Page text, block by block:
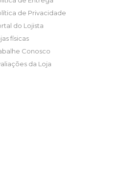
de Privacidade
do Lojista
físicas
Conosco
da Loja